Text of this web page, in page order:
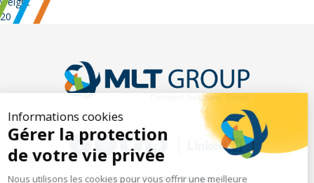
Informations cookies
Gérer la protection
de votre vie privée
Nous utilisons les cookies pour vous offrir une meilleure
20